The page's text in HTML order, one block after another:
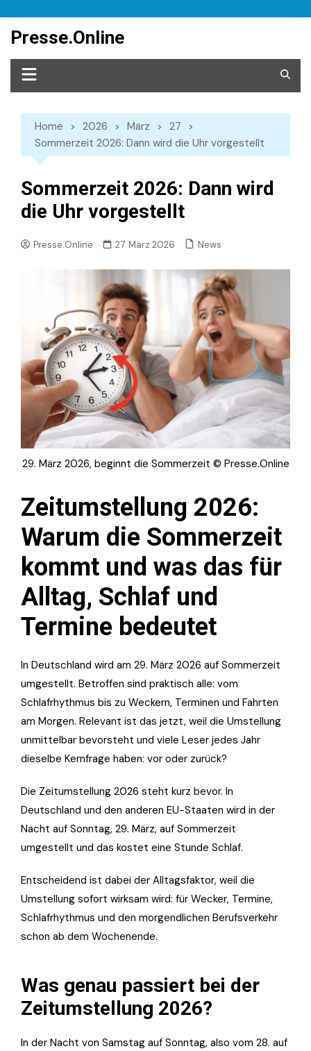
content
Presse.Online
Home 2026 März
27
Sommerzeit 2026: Dann wird die Uhr vorgestellt
Sommerzeit 2026: Dann wird
die Uhr vorgestellt
Presse.Online 27. März 2026 News
29. März 2026, beginnt die Sommerzeit © Presse.Online
Zeitumstellung 2026:
Warum die Sommerzeit
kommt und was das für
Alltag, Schlaf und
Termine bedeutet
In Deutschland wird am 29. März 2026 auf Sommerzeit
umgestellt. Betroffen sind praktisch alle: vom
Schlafrhythmus bis zu Weckern, Terminen und Fahrten
am Morgen. Relevant ist das jetzt, weil die Umstellung
unmittelbar bevorsteht und viele Leser jedes Jahr
dieselbe Kernfrage haben: vor oder zurück?
Die Zeitumstellung 2026 steht kurz bevor. In
Deutschland und den anderen EU-Staaten wird in der
Nacht auf Sonntag, 29. März, auf Sommerzeit
umgestellt und das kostet eine Stunde Schlaf.
Entscheidend ist dabei der Alltagsfaktor, weil die
Umstellung sofort wirksam wird: für Wecker, Termine,
Schlafrhythmus und den morgendlichen Berufsverkehr
schon ab dem Wochenende.
Was genau passiert bei der
Zeitumstellung 2026?
In der Nacht von Samstag auf Sonntag, also vom 28. auf